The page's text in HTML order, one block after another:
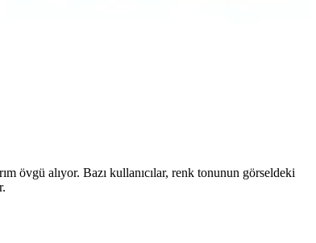
övgü alıyor. Bazı kullanıcılar, renk tonunun görseldeki